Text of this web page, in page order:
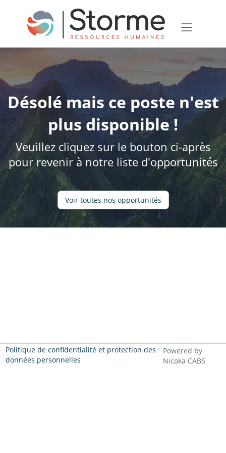
Désolé mais ce poste n'est
plus disponible !
Veuillez cliquez sur le bouton ci-après
pour revenir à notre liste d'opportunités
Voir toutes nos opportunités
Politique de confidentialité et protection des
données personnelles
Powered by
Nicoka CABS